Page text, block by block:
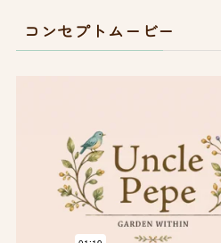
コンセプトムービー